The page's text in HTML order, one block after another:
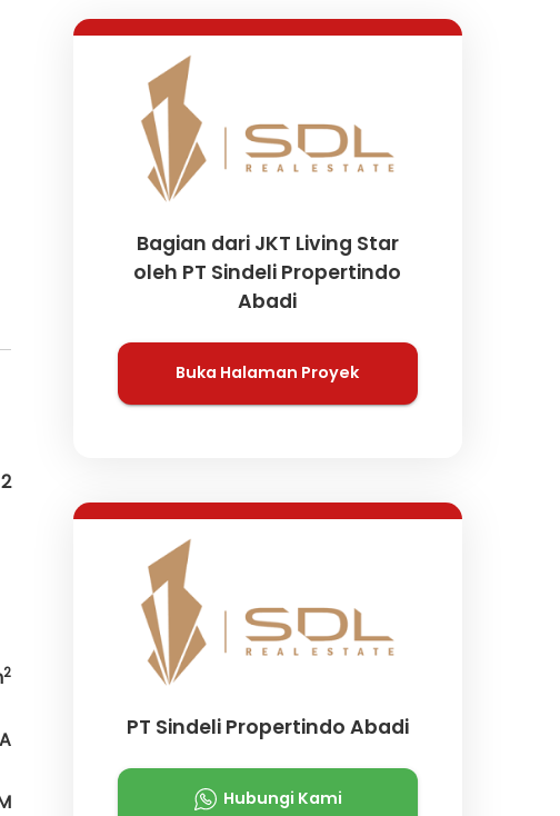
2
2
Bagian dari JKT Living Star
oleh PT Sindeli Propertindo
Abadi
Buka Halaman Proyek
PT Sindeli Propertindo Abadi
Hubungi Kami